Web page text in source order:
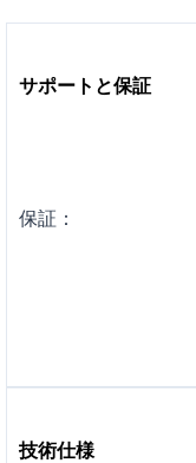
サポートと保証
保証：
技術仕様